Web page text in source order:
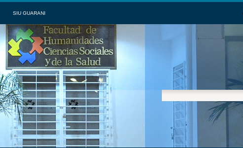
SIU GUARANI